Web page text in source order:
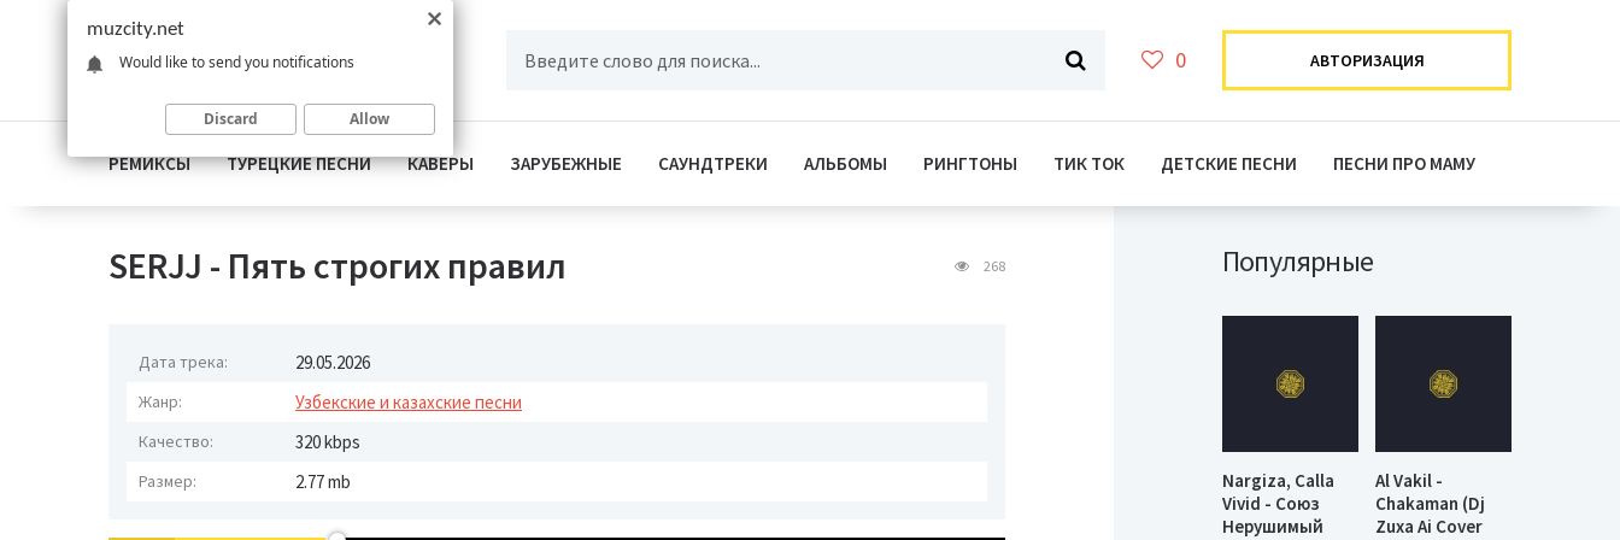
0 АВТОРИЗАЦИЯ
РЕМИКСЫ ТУРЕЦКИЕ ПЕСНИ КАВЕРЫ ЗАРУБЕЖНЫЕ САУНДТРЕКИ АЛЬБОМЫ РИНГТОНЫ ТИК ТОК ДЕТСКИЕ ПЕСНИ ПЕСНИ ПРО МАМУ
SERJJ - Пять строгих правил 268
Дата трека: 29.05.2026
Жанр: Узбекские и казахские песни
Качество: 320 kbps
Размер: 2.77 mb
Популярные
Nargiza, Calla
Vivid - Союз
Нерушимый
Al Vakil -
Chakaman (Dj
Zuxa Ai Cover
muzcity.net
Would like to send you notifications
Discard Allow